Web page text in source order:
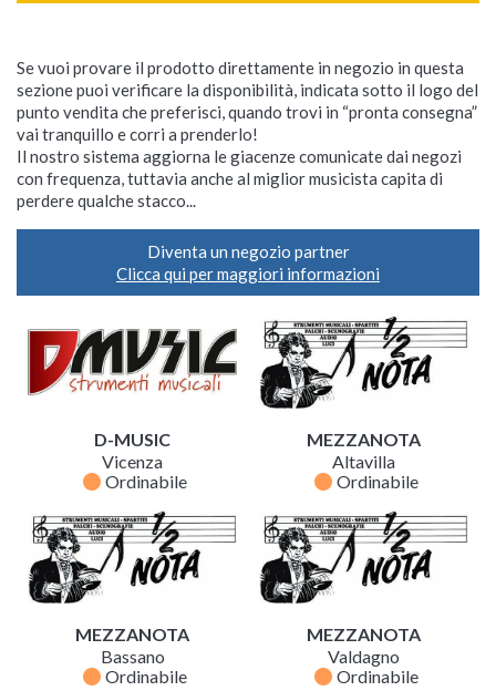
Se vuoi provare il prodotto direttamente in negozio in questa
sezione puoi verificare la disponibilità, indicata sotto il logo del
punto vendita che preferisci, quando trovi in “pronta consegna”
vai tranquillo e corri a prenderlo!
Il nostro sistema aggiorna le giacenze comunicate dai negozi
con frequenza, tuttavia anche al miglior musicista capita di
perdere qualche stacco...
Diventa un negozio partner
Clicca qui per maggiori informazioni
D-MUSIC
Vicenza
fiber_manual_record Ordinabile
MEZZANOTA
Altavilla
fiber_manual_record Ordinabile
MEZZANOTA
Bassano
fiber_manual_record Ordinabile
MEZZANOTA
Valdagno
fiber_manual_record Ordinabile